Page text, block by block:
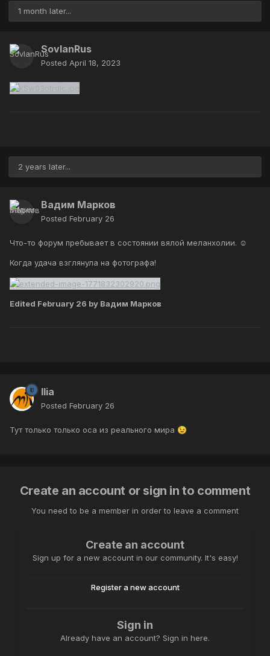
1 month later...
SovlanRus
Posted April 18, 2023
2 years later...
Вадим Марков
Posted February 26
Что-то форум пребывает в состоянии вялой меланхолии. ☺
Когда удача взглянула на фотографа!
Edited February 26 by Вадим Марков
Ilia
Posted February 26
Тут только только оса из реального мира 😉
Create an account or sign in to comment
You need to be a member in order to leave a comment
Create an account
Sign up for a new account in our community. It's easy!
Register a new account
Sign in
Already have an account? Sign in here.